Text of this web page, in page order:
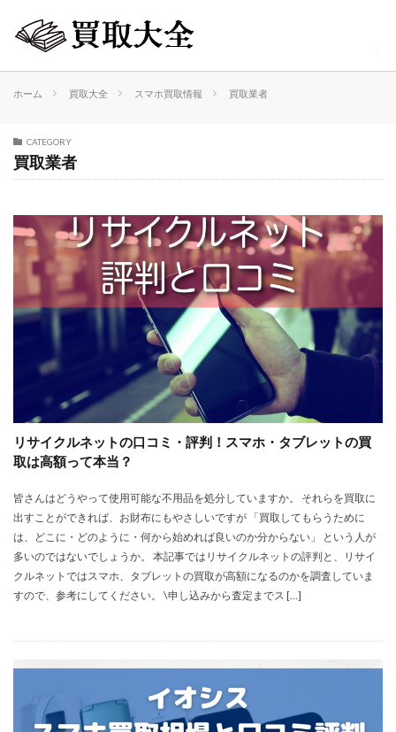
ホーム 買取大全 スマホ買取情報 買取業者
CATEGORY
買取業者
リサイクルネットの口コミ・評判！スマホ・タブレットの買
取は高額って本当？
皆さんはどうやって使用可能な不用品を処分していますか。 それらを買取に
出すことができれば、お財布にもやさしいですが 「買取してもらうために
は、どこに・どのように・何から始めれば良いのか分からない」 という人が
多いのではないでしょうか。 本記事ではリサイクルネットの評判と、リサイ
クルネットではスマホ、タブレットの買取が高額になるのかを調査していま
すので、参考にしてください。 \申し込みから査定までス […]